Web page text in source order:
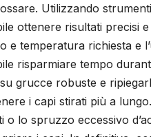
Utilizzando
ottenere risultati precisi
e temperatura richiesta e
risparmiare tempo
grucce robuste e
i capi stirati più a
o lo spruzzo eccessivo